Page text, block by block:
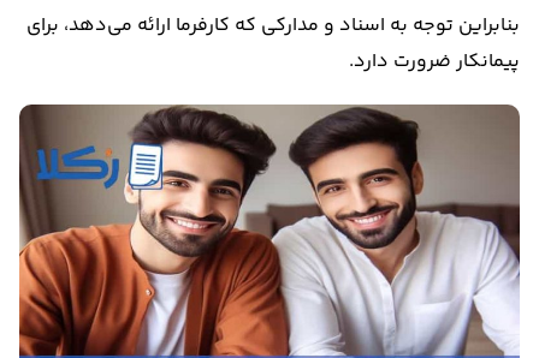
بنابراین توجه به اسناد و مدارکی که کارفرما ارائه می‌دهد، برای
پیمانکار ضرورت دارد.